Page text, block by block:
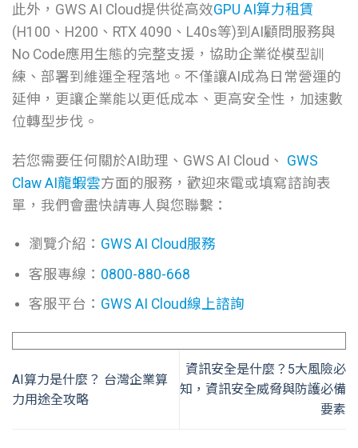
此外，GWS AI Cloud提供從高效GPU AI算力租賃
(H100、H200、RTX 4090、L40s等)到AI顧問服務與
No Code應用生態的完整支援，協助企業從模型訓
練、部署到維運全程落地。不僅讓AI成為日常營運的
延伸，更讓企業能以更低成本、更高安全性，加速數
位轉型步伐。
若您需要任何關於AI助理、GWS AI Cloud、 GWS
Claw AI龍蝦雲方面的服務，歡迎來電或填寫諮詢表
單，我們會盡快請專人與您聯繫：
瀏覽介紹： GWS AI Cloud服務
客服專線： 0800-880-668
客服平台： GWS AI Cloud線上諮詢
AI算力是什麼？ 台灣企業算
力用途全攻略
資訊安全是什麼？5大風險必
知，資訊安全威脅與防護必備
要素